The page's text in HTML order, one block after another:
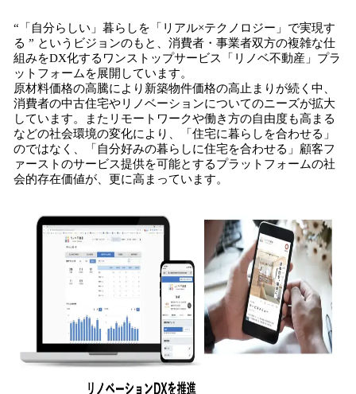
“「自分らしい」暮らしを「リアル×テクノロジー」で実現す
る ” というビジョンのもと、消費者・事業者双方の複雑な仕
組みをDX化するワンストップサービス「リノベ不動産」プラ
ットフォームを展開しています。
原材料価格の高騰により新築物件価格の高止まりが続く中、
消費者の中古住宅やリノベーションについてのニーズが拡大
しています。またリモートワークや働き方の自由度も高まる
などの社会環境の変化により、「住宅に暮らしを合わせる」
のではなく、「自分好みの暮らしに住宅を合わせる」顧客フ
ァーストのサービス提供を可能とするプラットフォームの社
会的存在価値が、更に高まっています。